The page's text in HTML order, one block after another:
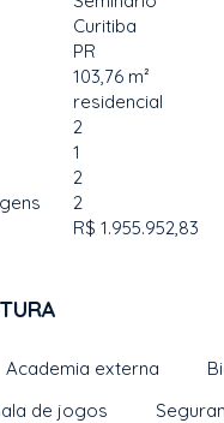
Curitiba
PR
103,76 m²
residencial
2
1
2
2
R$ 1.955.952,83
Academia externa
de jogos